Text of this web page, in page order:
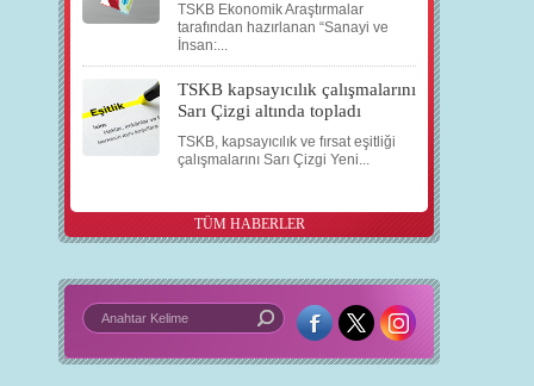
TSKB Ekonomik Araştırmalar
tarafından hazırlanan “Sanayi ve
İnsan:...
TSKB kapsayıcılık çalışmalarını
Sarı Çizgi altında topladı
TSKB, kapsayıcılık ve fırsat eşitliği
çalışmalarını Sarı Çizgi Yeni...
TÜM HABERLER